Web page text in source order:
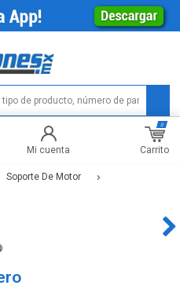
Mi cuenta Carrito
0
Soporte De Motor